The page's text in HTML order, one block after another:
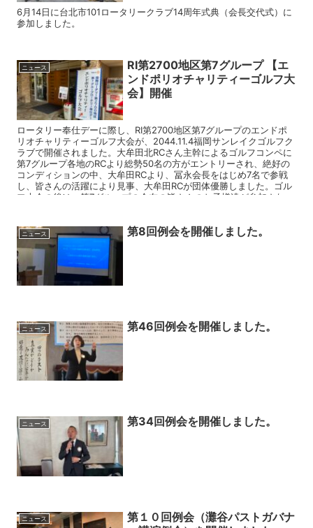
6月14日に台北市101ロータリークラブ14周年式典（会長交代式）に
参加しました。
ニュース
RI第2700地区第7グループ 【エ
ンドポリオチャリティーゴルフ大
会】開催
ロータリー奉仕デーに際し、RI第2700地区第7グループのエンドポ
リオチャリティーゴルフ大会が、2044.11.4福岡サンレイクゴルフク
ラブで開催されました。大牟田北RCさん主幹によるゴルフコンペに
第7グループ各地のRCより総勢50名の方がエントリーされ、絶好の
コンディションの中、大牟田RCより、冨永会長をはじめ7名で参戦
し、皆さんの活躍により見事、大牟田RCが団体優勝しました。ゴル
フ大会の後は、第7グループの会友の皆さんのお子様達が参加され、
した。有難うございました。
ニュース 第8回例会を開催しました。
ニュース 第46回例会を開催しました。
ニュース 第34回例会を開催しました。
ニュース
第１０回例会（灘谷パストガバナ